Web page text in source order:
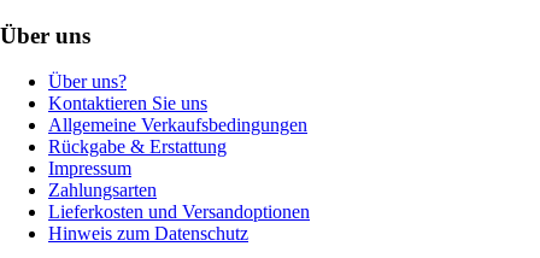
Über uns
Über uns?
Kontaktieren Sie uns
Allgemeine Verkaufsbedingungen
Rückgabe & Erstattung
Impressum
Zahlungsarten
Lieferkosten und Versandoptionen
Hinweis zum Datenschutz